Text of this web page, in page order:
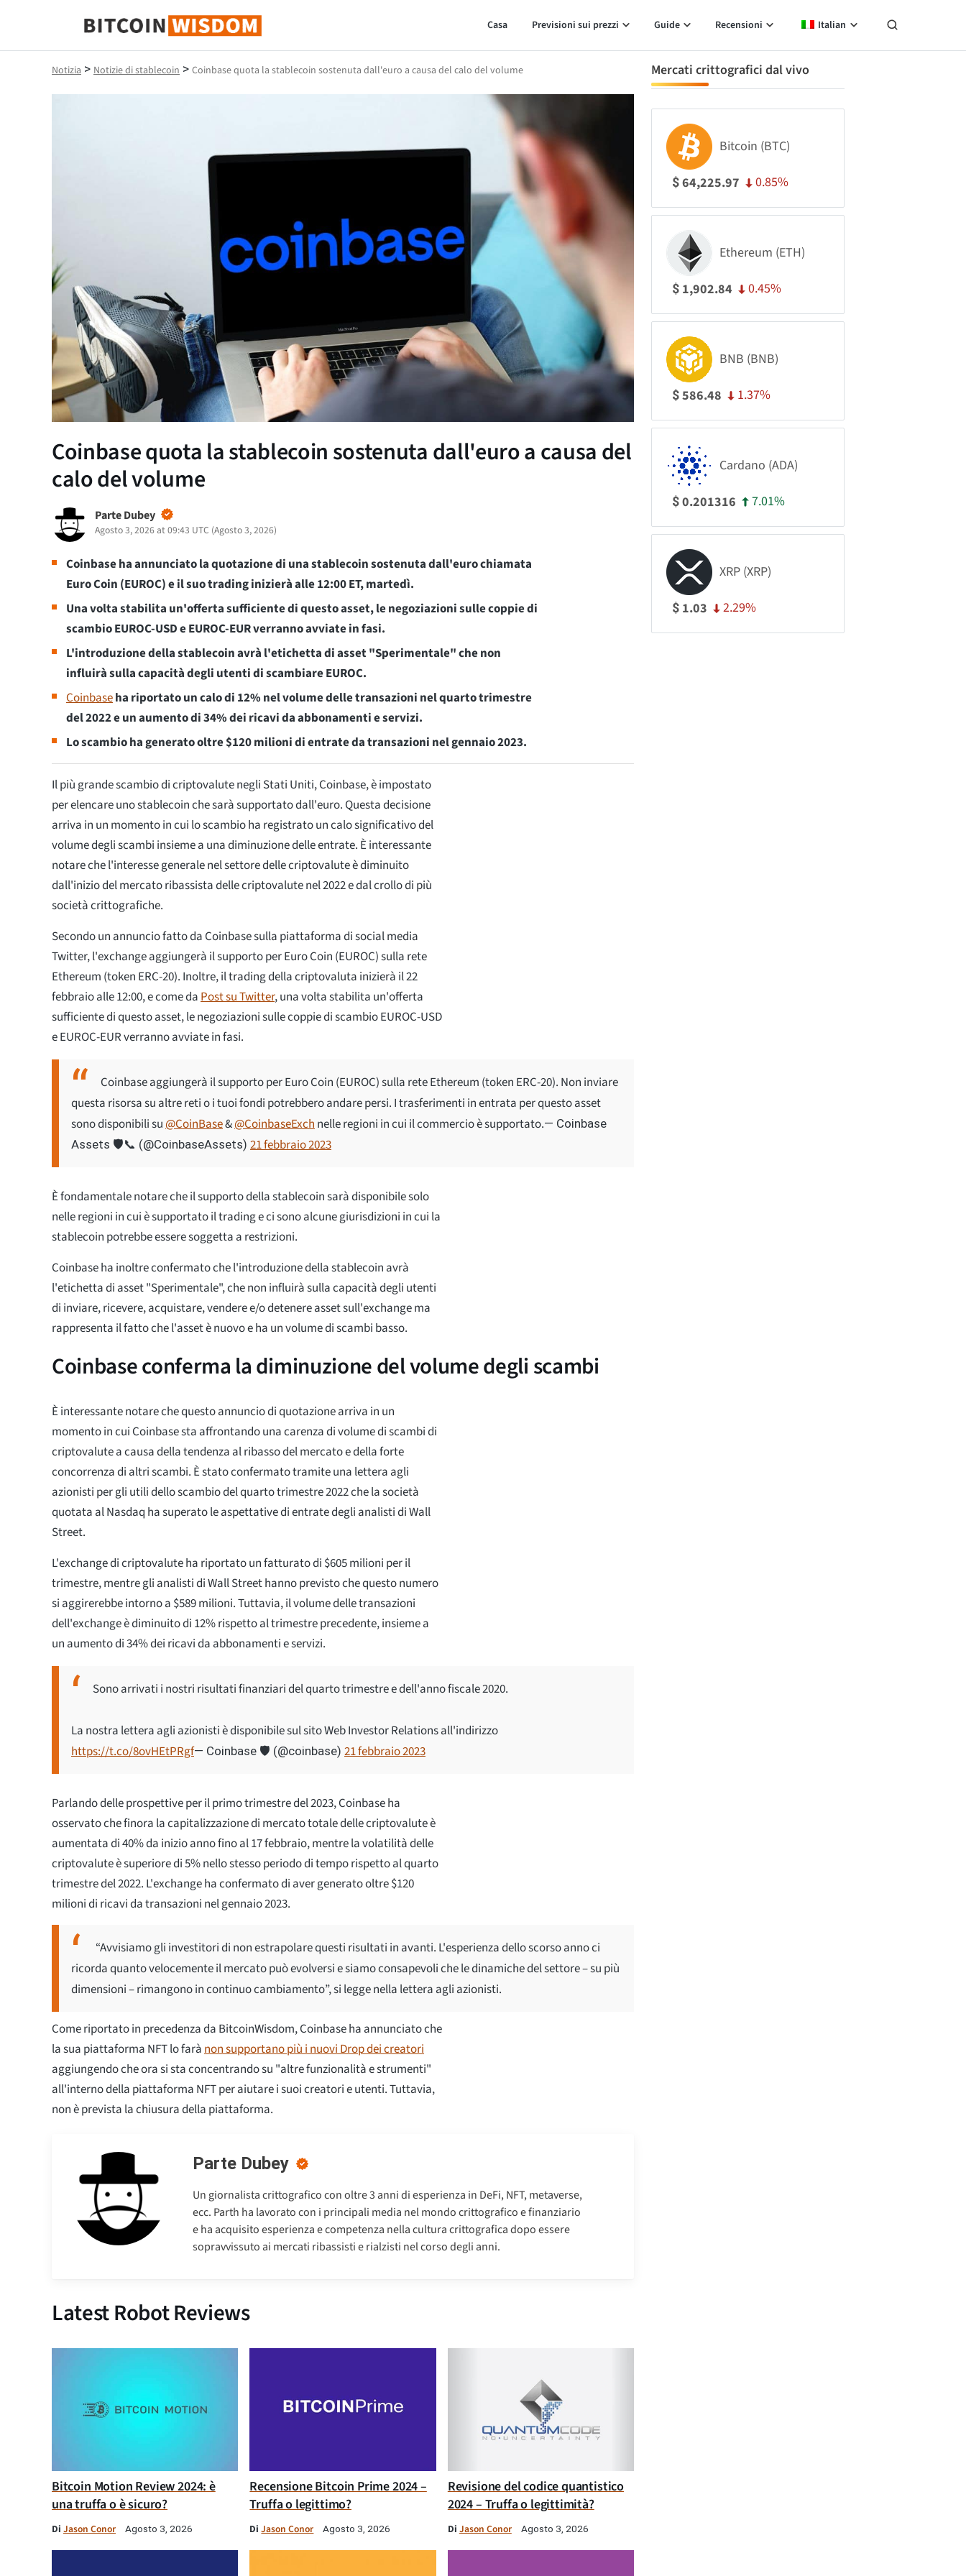
Saggezza Bitcoin
Casa Previsioni sui prezzi Guide Recensioni Italian
Notizia > Notizie di stablecoin > Coinbase quota la stablecoin sostenuta dall'euro a causa del calo del volume
Coinbase quota la stablecoin sostenuta dall'euro a causa del
calo del volume
Parte Dubey
Agosto 3, 2026 at 09:43 UTC (Agosto 3, 2026)
Coinbase ha annunciato la quotazione di una stablecoin sostenuta dall'euro chiamata
Euro Coin (EUROC) e il suo trading inizierà alle 12:00 ET, martedì.
Una volta stabilita un'offerta sufficiente di questo asset, le negoziazioni sulle coppie di
scambio EUROC-USD e EUROC-EUR verranno avviate in fasi.
L'introduzione della stablecoin avrà l'etichetta di asset "Sperimentale" che non
influirà sulla capacità degli utenti di scambiare EUROC.
Coinbaseha riportato un calo di 12% nel volume delle transazioni nel quarto trimestre
del 2022 e un aumento di 34% dei ricavi da abbonamenti e servizi.
Lo scambio ha generato oltre $120 milioni di entrate da transazioni nel gennaio 2023.
Il più grande scambio di criptovalute negli Stati Uniti, Coinbase, è impostato
per elencare uno stablecoin che sarà supportato dall'euro. Questa decisione
arriva in un momento in cui lo scambio ha registrato un calo significativo del
volume degli scambi insieme a una diminuzione delle entrate. È interessante
notare che l'interesse generale nel settore delle criptovalute è diminuito
dall'inizio del mercato ribassista delle criptovalute nel 2022 e dal crollo di più
società crittografiche.
Secondo un annuncio fatto da Coinbase sulla piattaforma di social media
Twitter, l'exchange aggiungerà il supporto per Euro Coin (EUROC) sulla rete
Ethereum (token ERC-20). Inoltre, il trading della criptovaluta inizierà il 22
febbraio alle 12:00, e come da Post su Twitter, una volta stabilita un'offerta
sufficiente di questo asset, le negoziazioni sulle coppie di scambio EUROC-USD
e EUROC-EUR verranno avviate in fasi.
Coinbase aggiungerà il supporto per Euro Coin (EUROC) sulla rete Ethereum (token ERC-20). Non inviare
questa risorsa su altre reti o i tuoi fondi potrebbero andare persi. I trasferimenti in entrata per questo asset
sono disponibili su@CoinBase&@CoinbaseExch nelle regioni in cui il commercio è supportato.— Coinbase
Assets 🛡️📞 (@CoinbaseAssets) 21 febbraio 2023
È fondamentale notare che il supporto della stablecoin sarà disponibile solo
nelle regioni in cui è supportato il trading e ci sono alcune giurisdizioni in cui la
stablecoin potrebbe essere soggetta a restrizioni.
Coinbase ha inoltre confermato che l'introduzione della stablecoin avrà
l'etichetta di asset "Sperimentale", che non influirà sulla capacità degli utenti
di inviare, ricevere, acquistare, vendere e/o detenere asset sull'exchange ma
rappresenta il fatto che l'asset è nuovo e ha un volume di scambi basso.
Coinbase conferma la diminuzione del volume degli scambi
È interessante notare che questo annuncio di quotazione arriva in un
momento in cui Coinbase sta affrontando una carenza di volume di scambi di
criptovalute a causa della tendenza al ribasso del mercato e della forte
concorrenza di altri scambi. È stato confermato tramite una lettera agli
azionisti per gli utili dello scambio del quarto trimestre 2022 che la società
quotata al Nasdaq ha superato le aspettative di entrate degli analisti di Wall
Street.
L'exchange di criptovalute ha riportato un fatturato di $605 milioni per il
trimestre, mentre gli analisti di Wall Street hanno previsto che questo numero
si aggirerebbe intorno a $589 milioni. Tuttavia, il volume delle transazioni
dell'exchange è diminuito di 12% rispetto al trimestre precedente, insieme a
un aumento di 34% dei ricavi da abbonamenti e servizi.
Sono arrivati i nostri risultati finanziari del quarto trimestre e dell'anno fiscale 2020.
La nostra lettera agli azionisti è disponibile sul sito Web Investor Relations all'indirizzo
https://t.co/8ovHEtPRgf— Coinbase 🛡️ (@coinbase) 21 febbraio 2023
Parlando delle prospettive per il primo trimestre del 2023, Coinbase ha
osservato che finora la capitalizzazione di mercato totale delle criptovalute è
aumentata di 40% da inizio anno fino al 17 febbraio, mentre la volatilità delle
criptovalute è superiore di 5% nello stesso periodo di tempo rispetto al quarto
trimestre del 2022. L'exchange ha confermato di aver generato oltre $120
milioni di ricavi da transazioni nel gennaio 2023.
“Avvisiamo gli investitori di non estrapolare questi risultati in avanti. L'esperienza dello scorso anno ci
ricorda quanto velocemente il mercato può evolversi e siamo consapevoli che le dinamiche del settore – su più
dimensioni – rimangono in continuo cambiamento”, si legge nella lettera agli azionisti.
Come riportato in precedenza da BitcoinWisdom, Coinbase ha annunciato che
la sua piattaforma NFT lo farà non supportano più i nuovi Drop dei creatori
aggiungendo che ora si sta concentrando su "altre funzionalità e strumenti"
all'interno della piattaforma NFT per aiutare i suoi creatori e utenti. Tuttavia,
non è prevista la chiusura della piattaforma.
Parte Dubey
Un giornalista crittografico con oltre 3 anni di esperienza in DeFi, NFT, metaverse,
ecc. Parth ha lavorato con i principali media nel mondo crittografico e finanziario
e ha acquisito esperienza e competenza nella cultura crittografica dopo essere
sopravvissuto ai mercati ribassisti e rialzisti nel corso degli anni.
Latest Robot Reviews
Bitcoin Motion Review 2024: è
una truffa o è sicuro?
Di Jason Conor Agosto 3, 2026
Recensione Bitcoin Prime 2024 –
Truffa o legittimo?
DiJason Conor Agosto 3, 2026
Revisione del codice quantistico
2024 – Truffa o legittimità?
Di Jason Conor Agosto 3, 2026
Mercati crittografici dal vivo
Bitcoin (BTC)
$64,225.97 0.85%
Ethereum (ETH)
$ 1,902.84 0.45%
BNB (BNB)
$586.48 1.37%
Cardano (ADA)
$0.201316 7.01%
XRP (XRP)
$ 1.03 2.29%